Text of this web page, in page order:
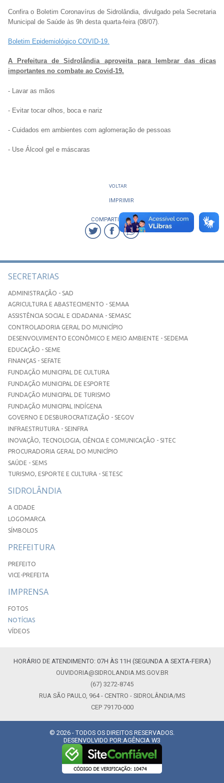
Confira o Boletim Coronavírus de Sidrolândia, divulgado pela Secretaria
Municipal de Saúde às 9h desta quarta-feira (08/07).
Boletim Epidemiológico COVID-19.
A Prefeitura de Sidrolândia aproveita para lembrar das dicas
importantes no combate ao Covid-19.
- Lavar as mãos
- Evitar tocar olhos, boca e nariz
- Cuidados em ambientes com aglomeração de pessoas
- Use Álcool gel e máscaras
VOLTAR
IMPRIMIR
COMPARTILHAR
SECRETARIAS
ADMINISTRAÇÃO - SAD
AGRICULTURA E ABASTECIMENTO - SEMAA
ASSISTÊNCIA SOCIAL E CIDADANIA - SEMASC
CONTROLADORIA GERAL DO MUNICÍPIO
DESENVOLVIMENTO ECONÔMICO E MEIO AMBIENTE - SEDEMA
EDUCAÇÃO - SEME
FINANÇAS - SEFATE
FUNDAÇÃO MUNICIPAL DE CULTURA
FUNDAÇÃO MUNICIPAL DE ESPORTE
FUNDAÇÃO MUNICIPAL DE TURISMO
FUNDAÇÃO MUNICIPAL INDÍGENA
GOVERNO E DESBUROCRATIZAÇÃO - SEGOV
INFRAESTRUTURA - SEINFRA
INOVAÇÃO, TECNOLOGIA, CIÊNCIA E COMUNICAÇÃO - SITEC
PROCURADORIA GERAL DO MUNICÍPIO
SAÚDE - SEMS
TURISMO, ESPORTE E CULTURA - SETESC
SIDROLÂNDIA
A CIDADE
LOGOMARCA
SÍMBOLOS
PREFEITURA
PREFEITO
VICE-PREFEITA
IMPRENSA
FOTOS
NOTÍCIAS
VÍDEOS
HORÁRIO DE ATENDIMENTO: 07H ÀS 11H (SEGUNDA A SEXTA-FEIRA)
OUVIDORIA@SIDROLANDIA.MS.GOV.BR
(67) 3272-8745
RUA SÃO PAULO, 964 - CENTRO - SIDROLÂNDIA/MS
CEP 79170-000
© 2026 - TODOS OS DIREITOS RESERVADOS.
DESENVOLVIDO POR:AGÊNCIA W3